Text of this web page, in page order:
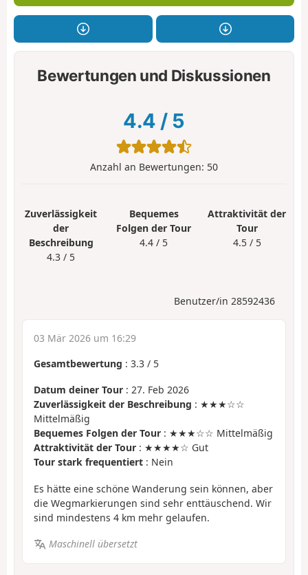
Bewertungen und Diskussionen
4.4 / 5
Anzahl an Bewertungen: 50
Zuverlässigkeit
der
Beschreibung
4.3 / 5
Bequemes
Folgen der Tour
4.4 / 5
Attraktivität der
Tour
4.5 / 5
Benutzer/in 28592436
03 Mär 2026 um 16:29
Gesamtbewertung : 3.3 / 5
Datum deiner Tour : 27. Feb 2026
Zuverlässigkeit der Beschreibung : ★★★☆☆
Mittelmäßig
Bequemes Folgen der Tour : ★★★☆☆ Mittelmäßig
Attraktivität der Tour : ★★★★☆ Gut
Tour stark frequentiert : Nein
Es hätte eine schöne Wanderung sein können, aber
die Wegmarkierungen sind sehr enttäuschend. Wir
sind mindestens 4 km mehr gelaufen.
Maschinell übersetzt